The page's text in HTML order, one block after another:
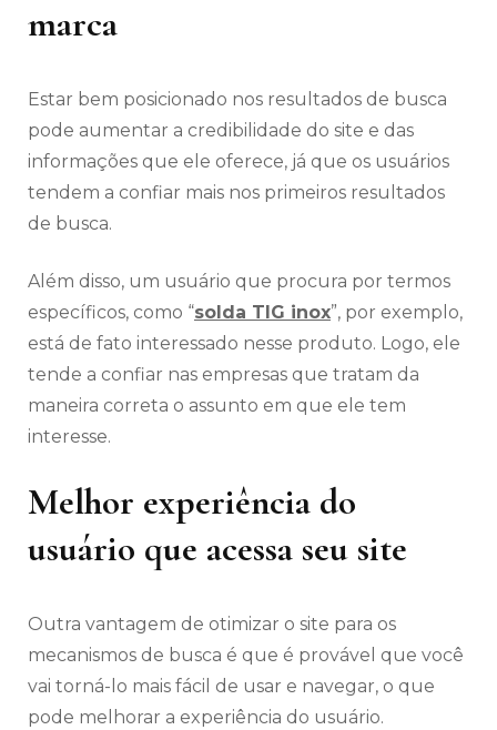
marca
Estar bem posicionado nos resultados de busca
pode aumentar a credibilidade do site e das
informações que ele oferece, já que os usuários
tendem a confiar mais nos primeiros resultados
de busca.
Além disso, um usuário que procura por termos
específicos, como “solda TIG inox”, por exemplo,
está de fato interessado nesse produto. Logo, ele
tende a confiar nas empresas que tratam da
maneira correta o assunto em que ele tem
interesse.
Melhor experiência do
usuário que acessa seu site
Outra vantagem de otimizar o site para os
mecanismos de busca é que é provável que você
vai torná-lo mais fácil de usar e navegar, o que
pode melhorar a experiência do usuário.